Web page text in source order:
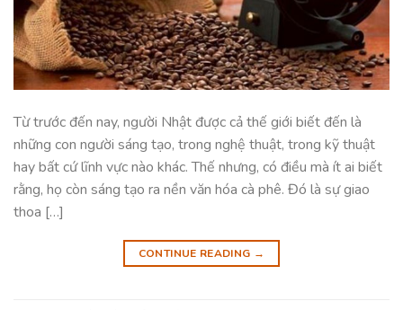
Từ trước đến nay, người Nhật được cả thế giới biết đến là
những con người sáng tạo, trong nghệ thuật, trong kỹ thuật
hay bất cứ lĩnh vực nào khác. Thế nhưng, có điều mà ít ai biết
rằng, họ còn sáng tạo ra nền văn hóa cà phê. Đó là sự giao
thoa […]
CONTINUE READING →